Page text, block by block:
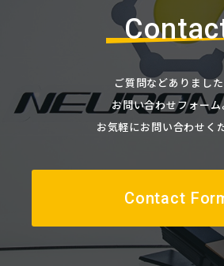
ご質問などありました
お問い合わせフォーム
お気軽にお問い合わせく
Contact